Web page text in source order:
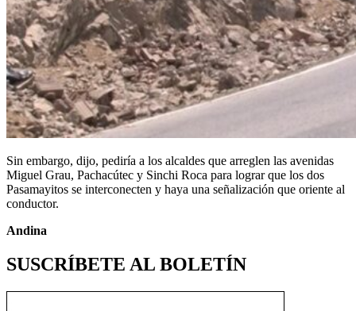
Sin embargo, dijo, pediría a los alcaldes que arreglen las avenidas
Miguel Grau, Pachacútec y Sinchi Roca para lograr que los dos
Pasamayitos se interconecten y haya una señalización que oriente al
conductor.
Andina
SUSCRÍBETE AL BOLETÍN